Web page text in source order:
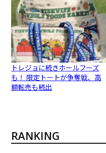
トレジョに続きホールフーズ
も！ 限定トートが争奪戦、高
額転売も続出
RANKING